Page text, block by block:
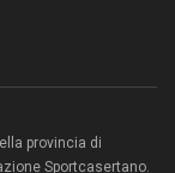
provincia di
Sportcasertano.